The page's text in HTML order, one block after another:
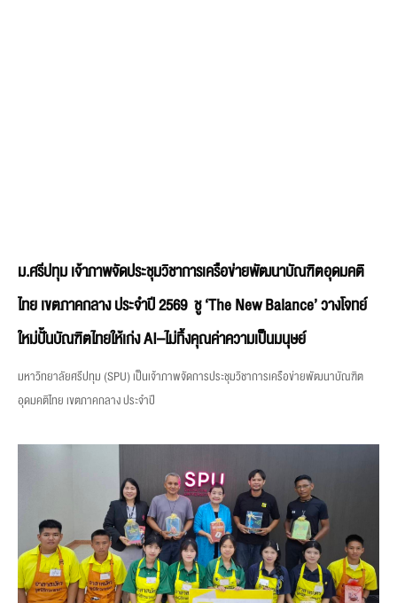
ม.ศรีปทุม เจ้าภาพจัดประชุมวิชาการเครือข่ายพัฒนาบัณฑิตอุดมคติ
ไทย เขตภาคกลาง ประจำปี 2569 ชู ‘The New Balance’ วางโจทย์
ใหม่ปั้นบัณฑิตไทยให้เก่ง AI–ไม่ทิ้งคุณค่าความเป็นมนุษย์
มหาวิทยาลัยศรีปทุม (SPU) เป็นเจ้าภาพจัดการประชุมวิชาการเครือข่ายพัฒนาบัณฑิต
อุดมคติไทย เขตภาคกลาง ประจำปี